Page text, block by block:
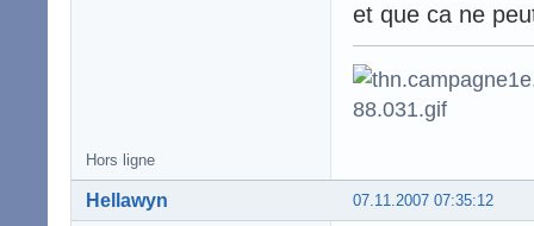
et que ca ne
Hors ligne
07.11.2007 07:35:12
Hellawyn